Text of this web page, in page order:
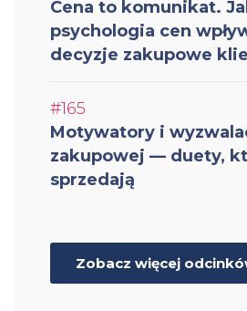
Cena to komunikat.
psychologia cen
decyzje zakupowe
#165
Motywatory i
zakupowej — duety,
sprzedają
Zobacz więcej